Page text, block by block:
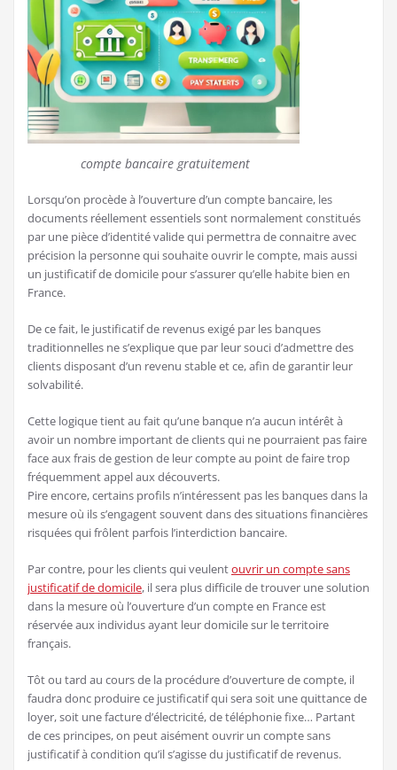
compte bancaire gratuitement
Lorsqu’on procède à l’ouverture d’un compte bancaire, les
documents réellement essentiels sont normalement constitués
par une pièce d’identité valide qui permettra de connaitre avec
précision la personne qui souhaite ouvrir le compte, mais aussi
un justificatif de domicile pour s’assurer qu’elle habite bien en
France.
De ce fait, le justificatif de revenus exigé par les banques
traditionnelles ne s’explique que par leur souci d’admettre des
clients disposant d’un revenu stable et ce, afin de garantir leur
solvabilité.
Cette logique tient au fait qu’une banque n’a aucun intérêt à
avoir un nombre important de clients qui ne pourraient pas faire
face aux frais de gestion de leur compte au point de faire trop
fréquemment appel aux découverts.
Pire encore, certains profils n’intéressent pas les banques dans la
mesure où ils s’engagent souvent dans des situations financières
risquées qui frôlent parfois l’interdiction bancaire.
Par contre, pour les clients qui veulentouvrir un compte sans
justificatif de domicile, il sera plus difficile de trouver une solution
dans la mesure où l’ouverture d’un compte en France est
réservée aux individus ayant leur domicile sur le territoire
français.
Tôt ou tard au cours de la procédure d’ouverture de compte, il
faudra donc produire ce justificatif qui sera soit une quittance de
loyer, soit une facture d’électricité, de téléphonie fixe… Partant
de ces principes, on peut aisément ouvrir un compte sans
justificatif à condition qu’il s’agisse du justificatif de revenus.